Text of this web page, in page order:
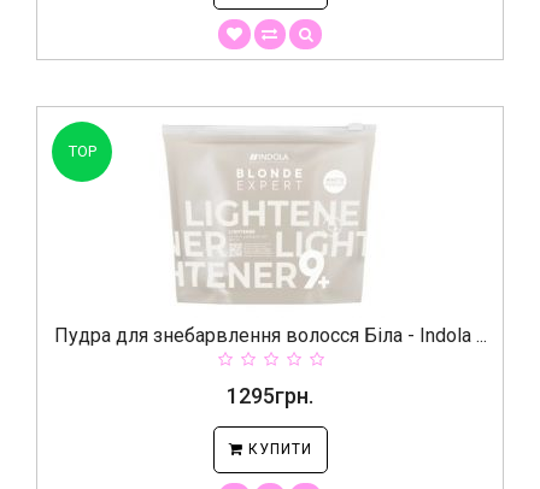
TOP
Пудра для знебарвлення волосся Біла - Indola ...
1295грн.
КУПИТИ